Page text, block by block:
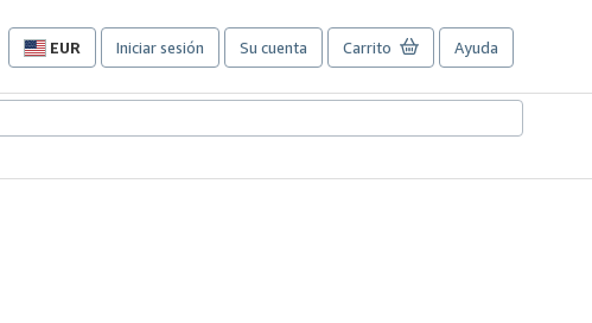
EUR
Preferencias
compra
sitio.
Iniciar sesión Su cuenta Carrito Ayuda